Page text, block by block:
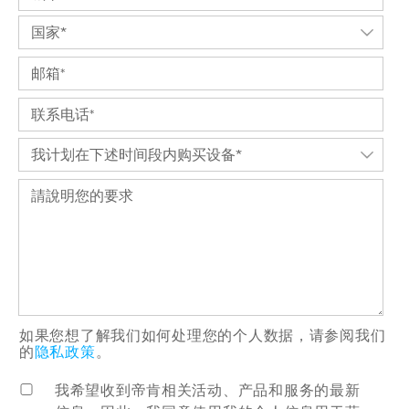
如果您想了解我们如何处理您的个人数据，请参阅我们
的隐私政策。
我希望收到帝肯相关活动、产品和服务的最新